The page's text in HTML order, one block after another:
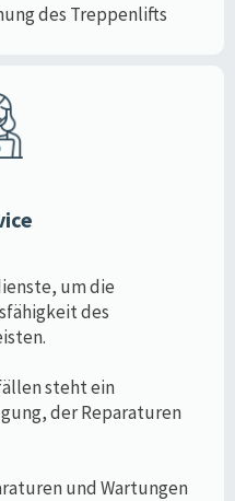
des Treppenlifts
um die
des
steht ein
der Reparaturen
und Wartungen